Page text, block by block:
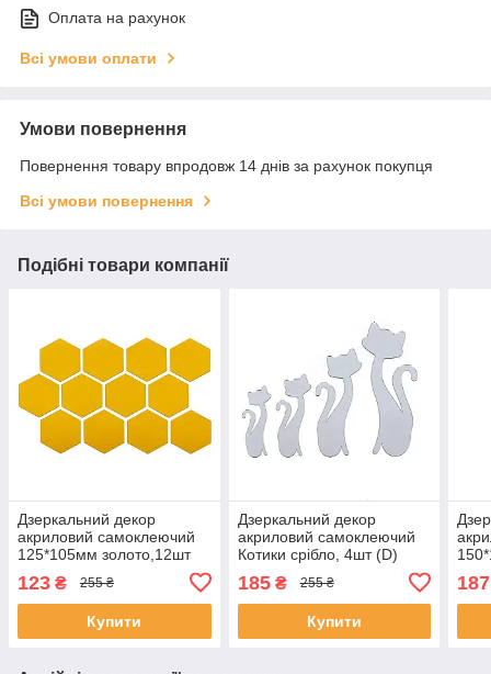
Оплата на рахунок
Всі умови оплати
Умови повернення
Повернення товару впродовж 14 днів за рахунок покупця
Всі умови повернення
Подібні товари компанії
Дзеркальний декор
акриловий самоклеючий
125*105мм золото,12шт
123 ₴ 255 ₴
Купити
Дзеркальний декор
акриловий самоклеючий
Котики срібло, 4шт (D)
185₴ 255 ₴
Купити
187